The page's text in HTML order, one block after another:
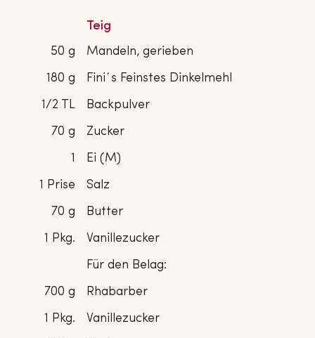
Teig
50 g
Mandeln, gerieben
180 g
Fini´s Feinstes Dinkelmehl
1/2 TL
Backpulver
70 g
Zucker
1
Ei (M)
1 Prise
Salz
70 g
Butter
1 Pkg.
Vanillezucker
Für den Belag:
700 g
Rhabarber
1 Pkg.
Vanillezucker